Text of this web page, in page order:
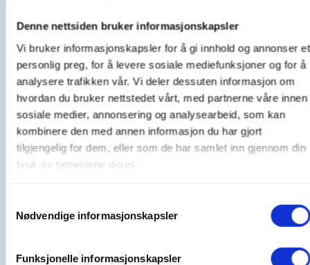
Denne nettsiden bruker informasjonskapsler
Vi bruker informasjonskapsler for å gi innhold og annonser et
personlig preg, for å levere sosiale mediefunksjoner og for å
analysere trafikken vår. Vi deler dessuten informasjon om
hvordan du bruker nettstedet vårt, med partnerne våre innen
sosiale medier, annonsering og analysearbeid, som kan
kombinere den med annen informasjon du har gjort
tilgjengelig for dem, eller som de har samlet inn gjennom din
bruk av tjenestene deres.
Nødvendige informasjonskapsler
Funksjonelle informasjonskapsler
Bjørnafjorden
Tid
17. Nov 2026
Kl. 10.00 - 15.00
Arrangør